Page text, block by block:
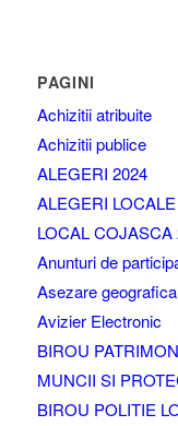
PAGINI
Achizitii atribuite
Achizitii publice
ALEGERI 2024
ALEGERI
LOCAL COJASCA
Anunturi de
Asezare geografica
Avizier Electronic
BIROU
MUNCII SI
BIROU POLITIE